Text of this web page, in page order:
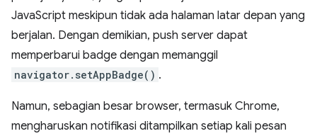
JavaScript meskipun tidak ada halaman latar depan yang
berjalan. Dengan demikian, push server dapat
memperbarui badge dengan memanggil
navigator.setAppBadge() .
Namun, sebagian besar browser, termasuk Chrome,
mengharuskan notifikasi ditampilkan setiap kali pesan